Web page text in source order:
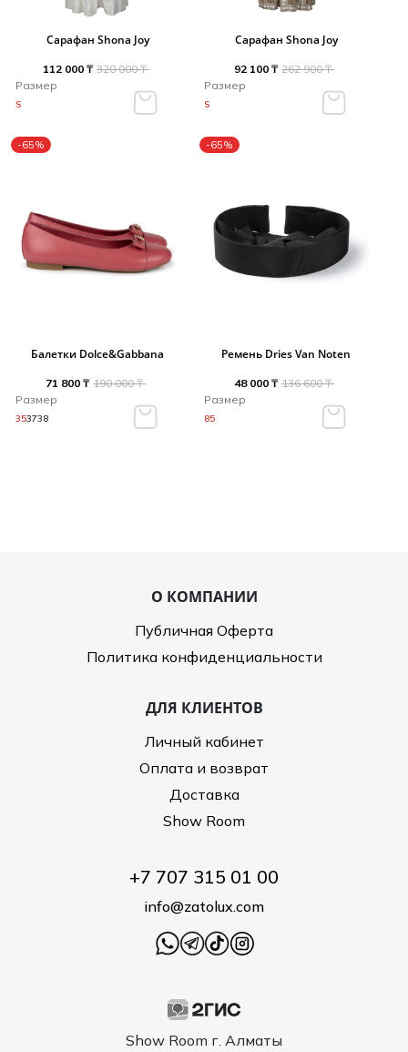
Сарафан Shona Joy
112 000 ₸ 320 000 ₸
Размер
S
Сарафан Shona Joy
92 100 ₸ 262 900 ₸
Размер
S
-65%
Балетки Dolce&Gabbana
71 800 ₸ 190 000 ₸
Размер
353738
-65%
Ремень Dries Van Noten
48 000 ₸ 136 600 ₸
Размер
85
О КОМПАНИИ
Публичная Оферта
Политика конфиденциальности
ДЛЯ КЛИЕНТОВ
Личный кабинет
Оплата и возврат
Доставка
Show Room
Show Room г. Алматы
+7 707 315 01 00
info@zatolux.com